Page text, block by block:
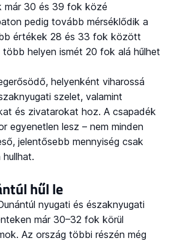
már 30 és 39 fok közé
pedig tovább mérséklődik a
értékek 28 és 33 fok között
több helyen ismét 20 fok alá hűlhet
helyenként viharossá
szelet, valamint
és zivatarokat hoz. A csapadék
egyenetlen lesz – nem minden
jelentősebb mennyiség csak
hűl le
nyugati és északnyugati
már 30–32 fok körül
Az ország többi részén még